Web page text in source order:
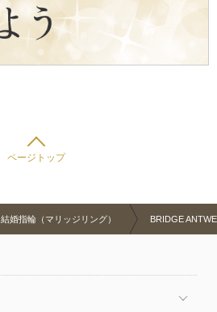
ページトップ
結婚指輪（マリッジリング） BRIDGE